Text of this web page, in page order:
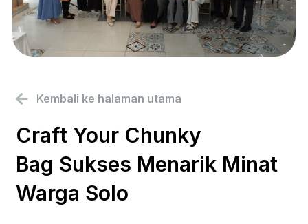
Kembali ke halaman utama
Craft Your Chunky
Bag Sukses Menarik Minat
Warga Solo